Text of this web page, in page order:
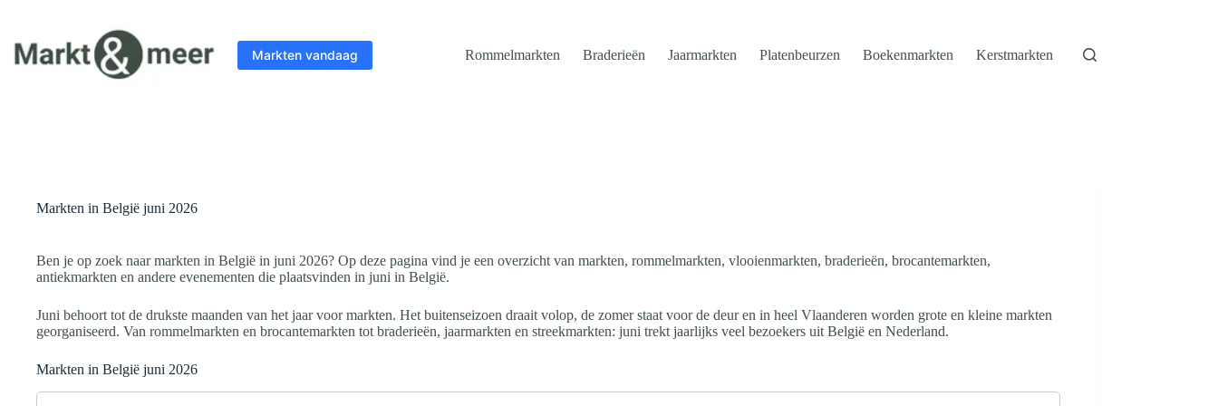
de
inhoud
Markten vandaag Rommelmarkten Braderieën Jaarmarkten Platenbeurzen Boekenmarkten Kerstmarkten
Markten in België juni 2026
Ben je op zoek naar markten in België in juni 2026? Op deze pagina vind je een overzicht van markten, rommelmarkten, vlooienmarkten, braderieën, brocantemarkten,
antiekmarkten en andere evenementen die plaatsvinden in juni in België.
Juni behoort tot de drukste maanden van het jaar voor markten. Het buitenseizoen draait volop, de zomer staat voor de deur en in heel Vlaanderen worden grote en kleine markten
georganiseerd. Van rommelmarkten en brocantemarkten tot braderieën, jaarmarkten en streekmarkten: juni trekt jaarlijks veel bezoekers uit België en Nederland.
Markten in België juni 2026